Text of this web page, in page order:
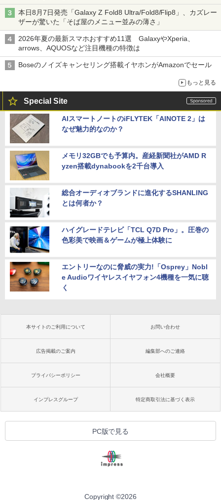
本日8月7日発売「Galaxy Z Fold8 Ultra/Fold8/Flip8」、カズレー
ザーが驚いた「そば屋のメニュー並みの薄さ」
2026年夏の最新スマホおすすめ11選 GalaxyやXperia、
arrows、AQUOSなど注目機種の特徴は
Boseのノイズキャンセリング搭載イヤホンがAmazonでセール
もっと見る
Special Site
AIスマートノートのiFLYTEK「AINOTE 2」は
なぜ魅力的なのか？
メモリ32GBでも予算内。産経新聞社がAMD R
yzen搭載dynabookを2千台導入
総合オーディオブランドに進化するSHANLING
とは何者か？
ハイグレードテレビ「TCL Q7D Pro」。圧巻の
色彩美で映画＆ゲームが極上体験に
エントリーなのに脅威の実力!「Osprey」Nobl
e Audioワイヤレスイヤフォン4機種を一気に聴
く
本サイトのご利用について お問い合わせ
広告掲載のご案内 編集部へのご連絡
プライバシーポリシー 会社概要
インプレスグループ 特定商取引法に基づく表示
PC版で見る
Copyright ©2026